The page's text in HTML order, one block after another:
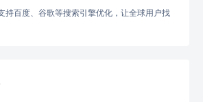
持百度、谷歌等搜索引擎优化，让全球用户找